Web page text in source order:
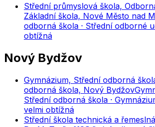
Střední průmyslová škola,
Základní škola, Nové Město nad
odborná škola · Střední odborné
obtížná
Nový Bydžov
Gymnázium, Střední odborná
odborná škola, Nový Bydžov
Střední odborná škola ·
velmi obtížná
Střední škola technická a